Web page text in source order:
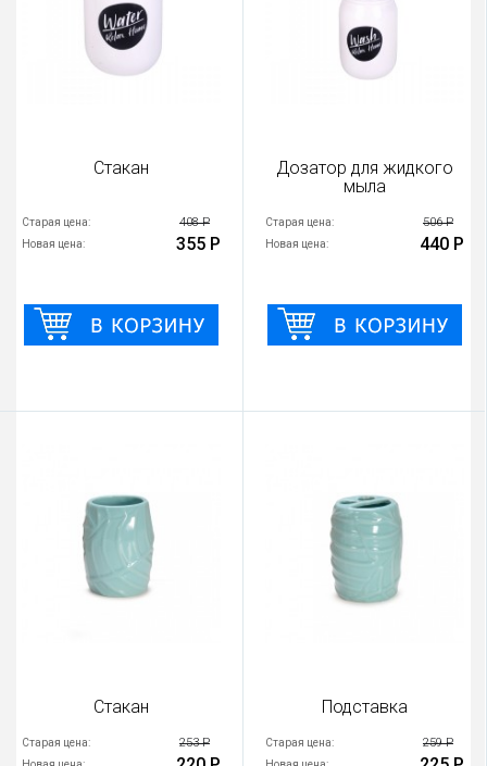
Стакан
Старая цена: 408 Р
Новая цена: 355 Р
Дозатор для жидкого
мыла
Старая цена: 506 Р
Новая цена: 440 Р
Стакан
Старая цена: 253 Р
Подставка
Старая цена: 259 Р